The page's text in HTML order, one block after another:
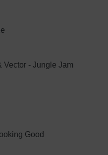
Vector - Jungle Jam
Good